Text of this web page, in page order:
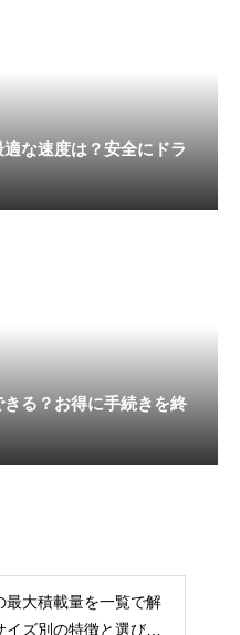
な速度は？安全にドラ
る？お得に手続きを終
最大積載量を一覧で解
イズ別の特徴と選び